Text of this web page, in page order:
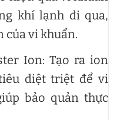
khí lạnh đi qua,
của vi khuẩn.
Ion: Tạo ra ion
diệt triệt để vi
bảo quản thực